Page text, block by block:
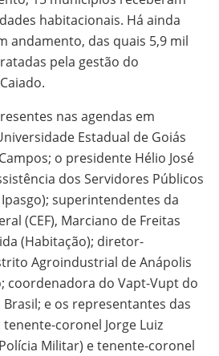
habitacionais. Há ainda
andamento, das quais 5,9 mil
pela gestão do
nas agendas em
Estadual de Goiás
o presidente Hélio José
dos Servidores Públicos
superintendentes da
(CEF), Marciano de Freitas
(Habitação); diretor-
Agroindustrial de Anápolis
coordenadora do Vapt-Vupt do
e os representantes das
tenente-coronel Jorge Luiz
Militar) e tenente-coronel